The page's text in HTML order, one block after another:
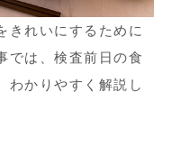
きれいにするために
では、検査前日の食
わかりやすく解説し